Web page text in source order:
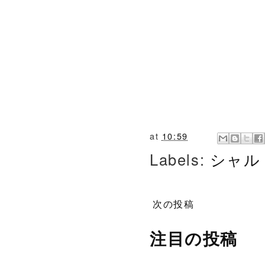
at 10:59
Labels: シャ
次の投稿
注目の投稿